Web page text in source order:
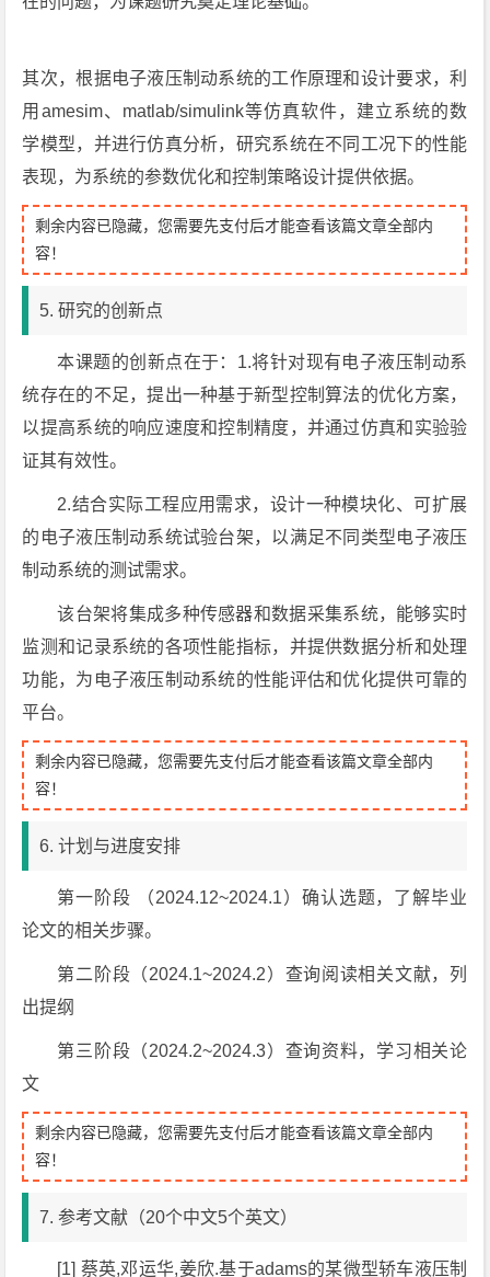
其次，根据电子液压制动系统的工作原理和设计要求，利
用amesim、matlab/simulink等仿真软件，建立系统的数
学模型，并进行仿真分析，研究系统在不同工况下的性能
表现，为系统的参数优化和控制策略设计提供依据。
剩余内容已隐藏，您需要先支付后才能查看该篇文章全部内
容！
5. 研究的创新点
本课题的创新点在于：1.将针对现有电子液压制动系
统存在的不足，提出一种基于新型控制算法的优化方案，
以提高系统的响应速度和控制精度，并通过仿真和实验验
证其有效性。
2.结合实际工程应用需求，设计一种模块化、可扩展
的电子液压制动系统试验台架，以满足不同类型电子液压
制动系统的测试需求。
该台架将集成多种传感器和数据采集系统，能够实时
监测和记录系统的各项性能指标，并提供数据分析和处理
功能，为电子液压制动系统的性能评估和优化提供可靠的
平台。
剩余内容已隐藏，您需要先支付后才能查看该篇文章全部内
容！
6. 计划与进度安排
第一阶段 （2024.12~2024.1）确认选题，了解毕业
论文的相关步骤。
第二阶段（2024.1~2024.2）查询阅读相关文献，列
出提纲
第三阶段（2024.2~2024.3）查询资料，学习相关论
文
剩余内容已隐藏，您需要先支付后才能查看该篇文章全部内
容！
7. 参考文献（20个中文5个英文）
[1] 蔡英,邓运华,姜欣.基于adams的某微型轿车液压制